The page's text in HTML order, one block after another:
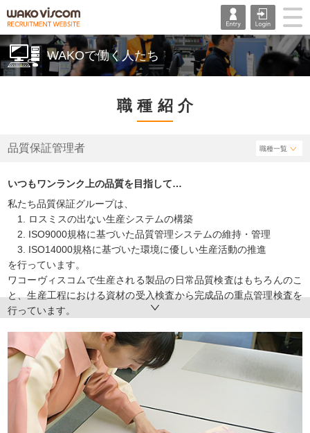
WAKOで働く人たち
職種紹介
品質保証管理者 職種一覧
いつもワンランク上の品質を目指して…
私たち品質保証グループは、
1. ロスミスの出ない生産システムの構築
2. ISO9000規格に基づいた品質管理システムの維持・管理
3. ISO14000規格に基づいた環境に優しい生産活動の推進
を行っています。
ワコーヴィスコムで生産される製品の日常品質検査はもちろんのこ
と、生産工程における資材の受入検査から完成品の重点管理検査を
行っています。
お客様に提供する製品やサービスの質を保証するため、品質検査は
もちろんのこと、生産工程における品質管理などのシステムづくり
を行っています。
日々の生産現場から上がってくる改善提案やヒヤッとしたトラブル
事例、ロスミス報告などを分析し、業務マニュアルの更新を行った
り、TQM会議やミーティングの場で情報提供や品質教育を行うこと
により、よりよい生産管理体制の構築に努めています。
down